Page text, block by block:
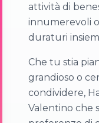
attività di
innumerevoli
duraturi
Che tu stia
grandioso o
condividere,
Valentino che